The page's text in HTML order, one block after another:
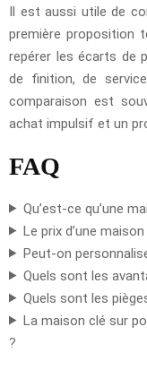
Il est aussi utile de
première proposition
repérer les écarts de
de finition, de
comparaison est
achat impulsif et un
FAQ
Qu’est-ce qu’une
Le prix d’une
Peut-on
Quels sont les
Quels sont les
La maison clé sur
?